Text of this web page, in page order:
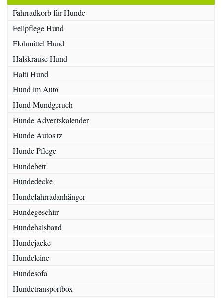
Fahrradkorb für Hunde
Fellpflege Hund
Flohmittel Hund
Halskrause Hund
Halti Hund
Hund im Auto
Hund Mundgeruch
Hunde Adventskalender
Hunde Autositz
Hunde Pflege
Hundebett
Hundedecke
Hundefahrradanhänger
Hundegeschirr
Hundehalsband
Hundejacke
Hundeleine
Hundesofa
Hundetransportbox